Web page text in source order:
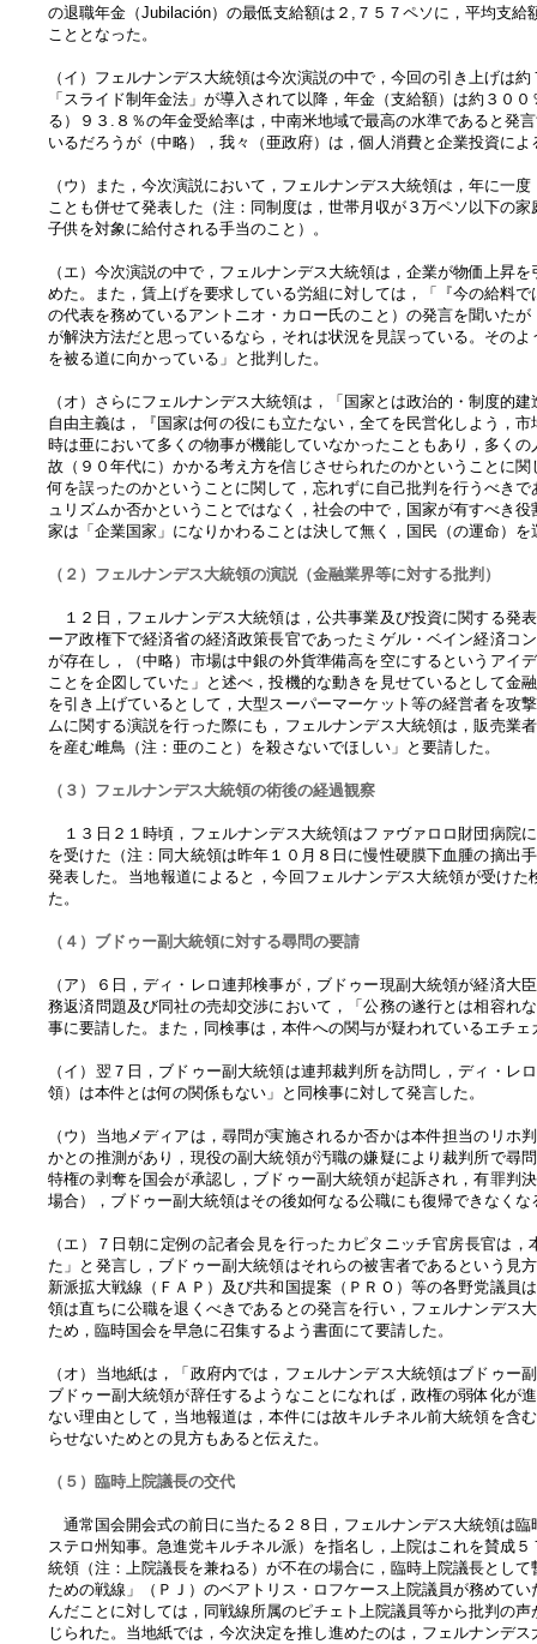
の退職年金（Jubilación）の最低支給額は２,７５７ペソに，平均支
こととなった。
（イ）フェルナンデス大統領は今次演説の中で，今回の引き上げは
「スライド制年金法」が導入されて以降，年金（支給額）は約３０
る）９３.８％の年金受給率は，中南米地域で最高の水準であると発
いるだろうが（中略），我々（亜政府）は，個人消費と企業投資に
（ウ）また，今次演説において，フェルナンデス大統領は，年に一
ことも併せて発表した（注：同制度は，世帯月収が３万ペソ以下の
子供を対象に給付される手当のこと）。
（エ）今次演説の中で，フェルナンデス大統領は，企業が物価上昇
めた。また，賃上げを要求している労組に対しては，「『今の給料
の代表を務めているアントニオ・カロー氏のこと）の発言を聞いた
が解決方法だと思っているなら，それは状況を見誤っている。その
を被る道に向かっている」と批判した。
（オ）さらにフェルナンデス大統領は，「国家とは政治的・制度的
自由主義は，『国家は何の役にも立たない，全てを民営化しよう，
時は亜において多くの物事が機能していなかったこともあり，多く
故（９０年代に）かかる考え方を信じさせられたのかということに
何を誤ったのかということに関して，忘れずに自己批判を行うべき
ュリズムか否かということではなく，社会の中で，国家が有すべき
家は「企業国家」になりかわることは決して無く，国民（の運命）
（２）フェルナンデス大統領の演説（金融業界等に対する批判）
１２日，フェルナンデス大統領は，公共事業及び投資に関する発
ーア政権下で経済省の経済政策長官であったミゲル・ベイン経済コ
が存在し，（中略）市場は中銀の外貨準備高を空にするというアイ
ことを企図していた」と述べ，投機的な動きを見せているとして金
を引き上げているとして，大型スーパーマーケット等の経営者を攻
ムに関する演説を行った際にも，フェルナンデス大統領は，販売業
を産む雌鳥（注：亜のこと）を殺さないでほしい」と要請した。
（３）フェルナンデス大統領の術後の経過観察
１３日２１時頃，フェルナンデス大統領はファヴァロロ財団病院
を受けた（注：同大統領は昨年１０月８日に慢性硬膜下血腫の摘出
発表した。当地報道によると，今回フェルナンデス大統領が受け
た。
（４）ブドゥー副大統領に対する尋問の要請
（ア）６日，ディ・レロ連邦検事が，ブドゥー現副大統領が経済
務返済問題及び同社の売却交渉において，「公務の遂行とは相容れ
事に要請した。また，同検事は，本件への関与が疑われているエチ
（イ）翌７日，ブドゥー副大統領は連邦裁判所を訪問し，ディ・
領）は本件とは何の関係もない」と同検事に対して発言した。
（ウ）当地メディアは，尋問が実施されるか否かは本件担当のリ
かとの推測があり，現役の副大統領が汚職の嫌疑により裁判所で尋
特権の剥奪を国会が承認し，ブドゥー副大統領が起訴され，有罪判
場合），ブドゥー副大統領はその後如何なる公職にも復帰できなくな
（エ）７日朝に定例の記者会見を行ったカピタニッチ官房長官は
た」と発言し，ブドゥー副大統領はそれらの被害者であるという見
新派拡大戦線（ＦＡＰ）及び共和国提案（ＰＲＯ）等の各野党議員
領は直ちに公職を退くべきであるとの発言を行い，フェルナンデス
ため，臨時国会を早急に召集するよう書面にて要請した。
（オ）当地紙は，「政府内では，フェルナンデス大統領はブドゥ
ブドゥー副大統領が辞任するようなことになれば，政権の弱体化が
ない理由として，当地報道は，本件には故キルチネル前大統領を含
らせないためとの見方もあると伝えた。
（５）臨時上院議長の交代
通常国会開会式の前日に当たる２８日，フェルナンデス大統領は
ステロ州知事。急進党キルチネル派）を指名し，上院はこれを賛成
統領（注：上院議長を兼ねる）が不在の場合に，臨時上院議長とし
ための戦線」（ＰＪ）のベアトリス・ロフケース上院議員が務めて
んだことに対しては，同戦線所属のピチェト上院議員等から批判の
じられた。当地紙では，今次決定を推し進めたのは，フェルナンデ